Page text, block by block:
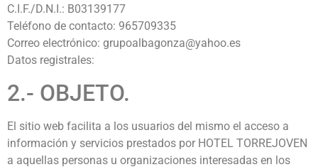
C.I.F./D.N.I.: B03139177
Teléfono de contacto: 965709335
Correo electrónico: grupoalbagonza@yahoo.es
Datos registrales:
2.- OBJETO.
El sitio web facilita a los usuarios del mismo el acceso a
información y servicios prestados por HOTEL TORREJOVEN
a aquellas personas u organizaciones interesadas en los